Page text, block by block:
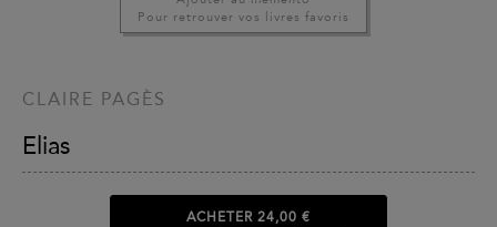
Pour retrouver vos livres favoris
CLAIRE PAGÈS
Elias
ACHETER 24,00 €